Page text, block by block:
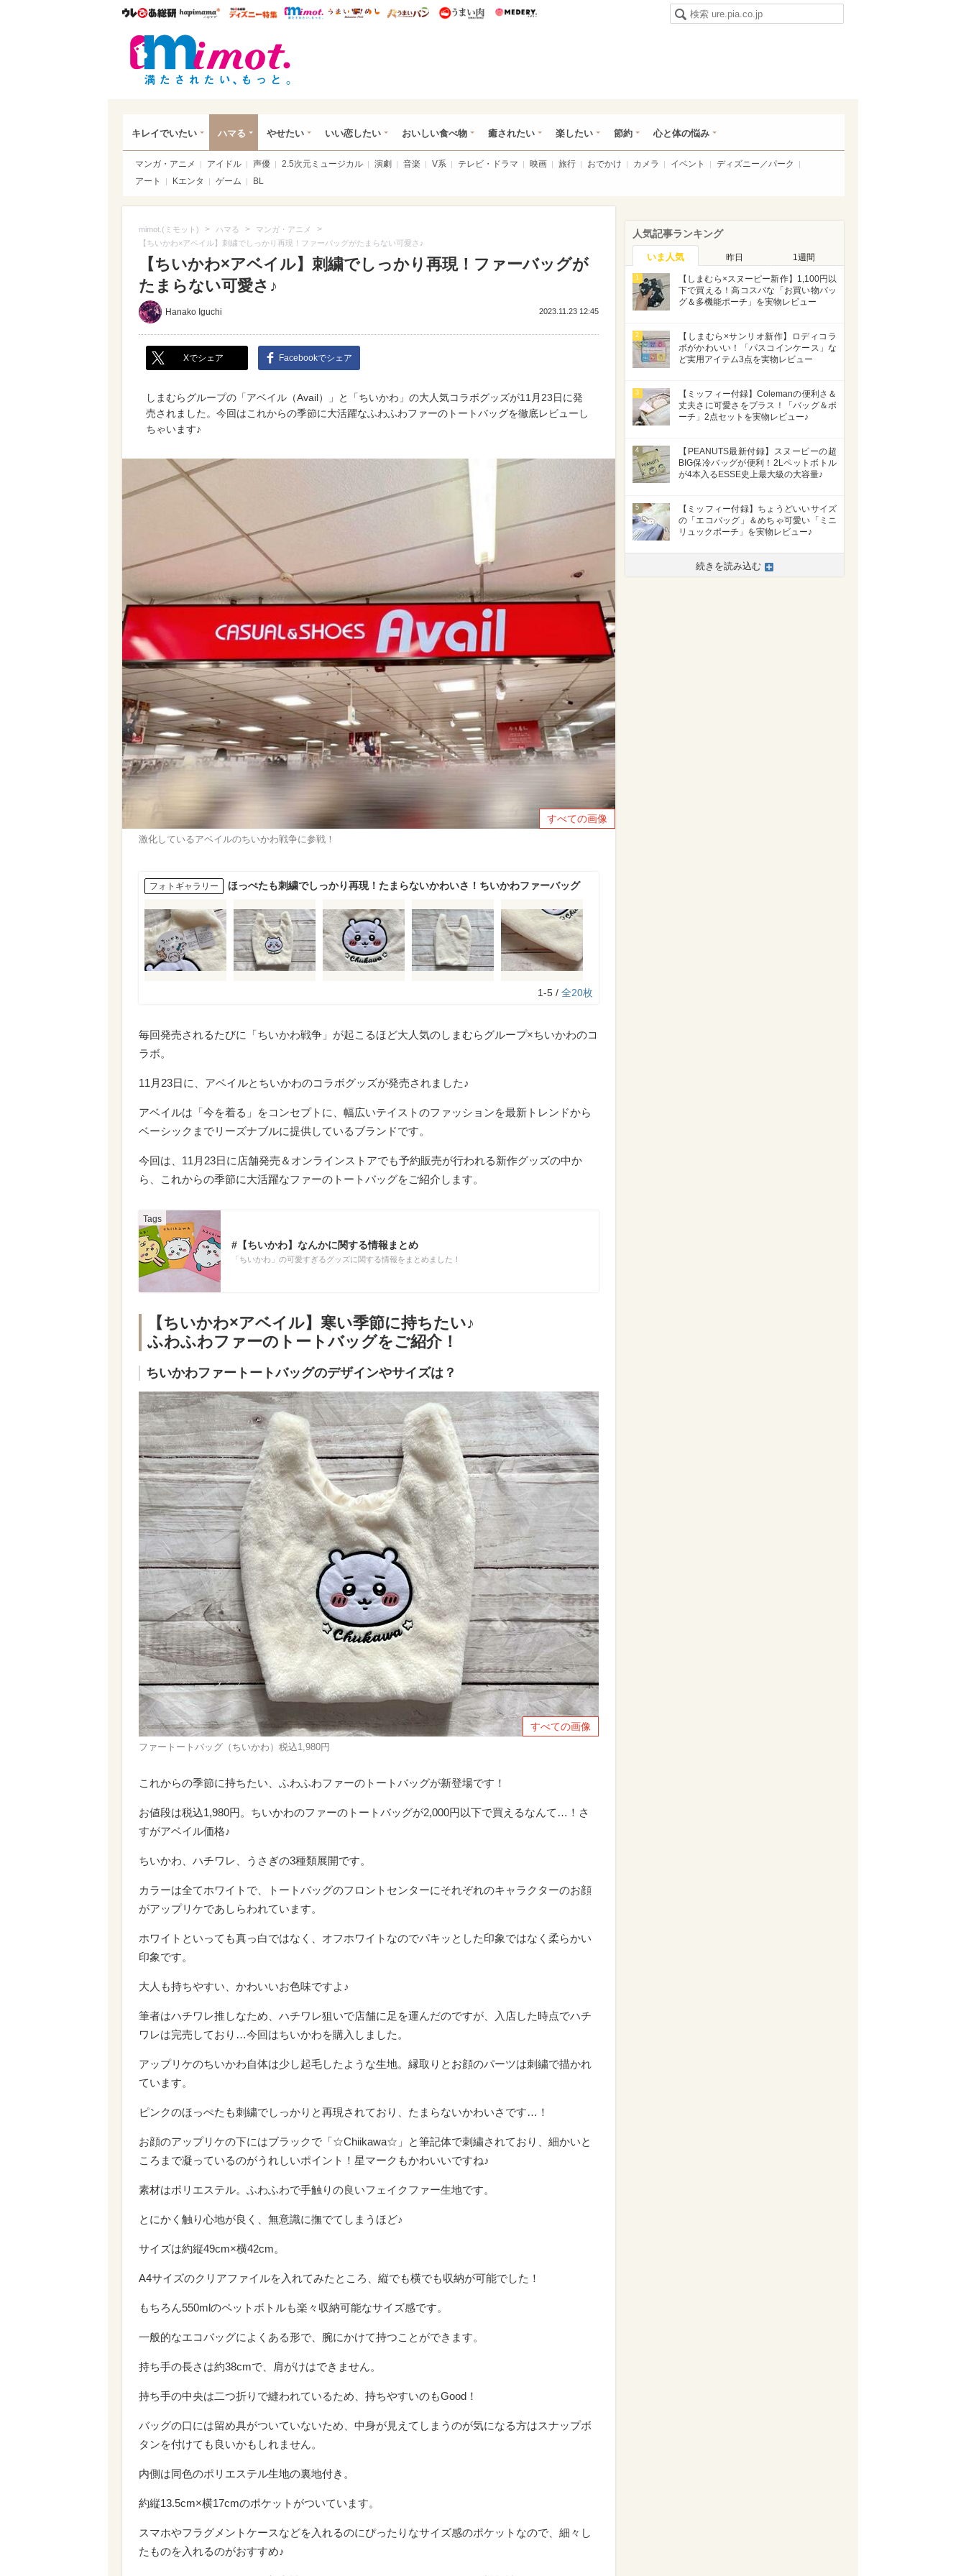
ウレぴあ総研ハピママ* ウレぴあ総研 ディズニー特集
mimot. うまいめし うまいパン うまい肉
キレイでいたい ハマる やせたい いい恋したい おいしい食べ物 癒されたい 楽したい 節約 心と体の悩み
マンガ・アニメ アイドル 声優 2.5次元ミュージカル 演劇 音楽 V系 テレビ・ドラマ 映画 旅行 おでかけ カメラ イベント
ディズニー／パーク
アート
Kエンタ ゲーム BL
mimot.(ミモット) > ハマる > マンガ・アニメ >
【ちいかわ×アベイル】刺繍でしっかり再現！ファーバッグがたまらない可愛さ♪
【ちいかわ×アベイル】刺繍でしっかり再現！ファーバッグが
たまらない可愛さ♪
Hanako Iguchi 2023.11.23 12:45
Xでシェア Facebookでシェア
しまむらグループの「アベイル（Avail）」と「ちいかわ」の大人気コラボグッズが11月23日に発
売されました。今回はこれからの季節に大活躍なふわふわファーのトートバッグを徹底レビューし
ちゃいます♪
すべての画像
激化しているアベイルのちいかわ戦争に参戦！
フォトギャラリー ほっぺたも刺繍でしっかり再現！たまらないかわいさ！ちいかわファーバッグ
1-5 / 全20枚
毎回発売されるたびに「ちいかわ戦争」が起こるほど大人気のしまむらグループ×ちいかわのコ
ラボ。
11月23日に、アベイルとちいかわのコラボグッズが発売されました♪
アベイルは「今を着る」をコンセプトに、幅広いテイストのファッションを最新トレンドから
ベーシックまでリーズナブルに提供しているブランドです。
今回は、11月23日に店舗発売＆オンラインストアでも予約販売が行われる新作グッズの中か
ら、これからの季節に大活躍なファーのトートバッグをご紹介します。
#【ちいかわ】なんかに関する情報まとめ
「ちいかわ」の可愛すぎるグッズに関する情報をまとめました！
【ちいかわ×アベイル】寒い季節に持ちたい♪
ふわふわファーのトートバッグをご紹介！
ちいかわファートートバッグのデザインやサイズは？
すべての画像
ファートートバッグ（ちいかわ）税込1,980円
これからの季節に持ちたい、ふわふわファーのトートバッグが新登場です！
お値段は税込1,980円。ちいかわのファーのトートバッグが2,000円以下で買えるなんて…！さ
すがアベイル価格♪
ちいかわ、ハチワレ、うさぎの3種類展開です。
カラーは全てホワイトで、トートバッグのフロントセンターにそれぞれのキャラクターのお顔
がアップリケであしらわれています。
ホワイトといっても真っ白ではなく、オフホワイトなのでパキッとした印象ではなく柔らかい
印象です。
大人も持ちやすい、かわいいお色味ですよ♪
筆者はハチワレ推しなため、ハチワレ狙いで店舗に足を運んだのですが、入店した時点でハチ
ワレは完売しており…今回はちいかわを購入しました。
アップリケのちいかわ自体は少し起毛したような生地。縁取りとお顔のパーツは刺繍で描かれ
ています。
ピンクのほっぺたも刺繍でしっかりと再現されており、たまらないかわいさです…！
お顔のアップリケの下にはブラックで「☆Chiikawa☆」と筆記体で刺繍されており、細かいと
ころまで凝っているのがうれしいポイント！星マークもかわいいですね♪
素材はポリエステル。ふわふわで手触りの良いフェイクファー生地です。
とにかく触り心地が良く、無意識に撫でてしまうほど♪
サイズは約縦49cm×横42cm。
A4サイズのクリアファイルを入れてみたところ、縦でも横でも収納が可能でした！
もちろん550mlのペットボトルも楽々収納可能なサイズ感です。
一般的なエコバッグによくある形で、腕にかけて持つことができます。
持ち手の長さは約38cmで、肩がけはできません。
持ち手の中央は二つ折りで縫われているため、持ちやすいのもGood！
バッグの口には留め具がついていないため、中身が見えてしまうのが気になる方はスナップボ
タンを付けても良いかもしれません。
内側は同色のポリエステル生地の裏地付き。
約縦13.5cm×横17cmのポケットがついています。
スマホやフラグメントケースなどを入れるのにぴったりなサイズ感のポケットなので、細々し
たものを入れるのがおすすめ♪
人気記事ランキング
いま人気 昨日 1週間
1
【しまむら×スヌーピー新作】1,100円以
下で買える！高コスパな「お買い物バッ
グ＆多機能ポーチ」を実物レビュー
2
【しまむら×サンリオ新作】ロディコラ
ボがかわいい！「パスコインケース」な
ど実用アイテム3点を実物レビュー
3
【ミッフィー付録】Colemanの便利さ＆
丈夫さに可愛さをプラス！「バッグ＆ポ
ーチ」2点セットを実物レビュー♪
4
【PEANUTS最新付録】スヌーピーの超
BIG保冷バッグが便利！2Lペットボトル
が4本入るESSE史上最大級の大容量♪
5
【ミッフィー付録】ちょうどいいサイズ
の「エコバッグ」＆めちゃ可愛い「ミニ
リュックポーチ」を実物レビュー♪
続きを読み込む